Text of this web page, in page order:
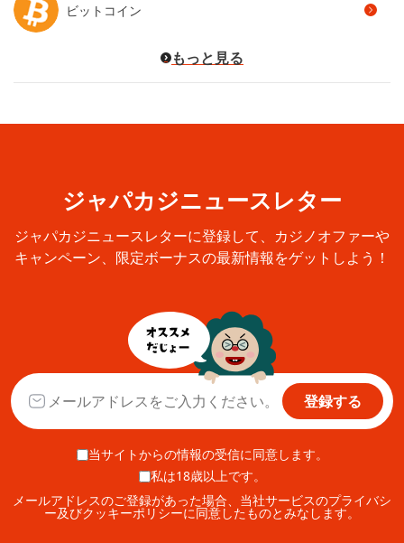
ビットコイン
もっと見る
ジャパカジニュースレター
ジャパカジニュースレターに登録して、カジノオファーや
キャンペーン、限定ボーナスの最新情報をゲットしよう！
登録する
当サイトからの情報の受信に同意します。
私は18歳以上です。
メールアドレスのご登録があった場合、当社サービスのプライバシ
ー及びクッキーポリシーに同意したものとみなします。